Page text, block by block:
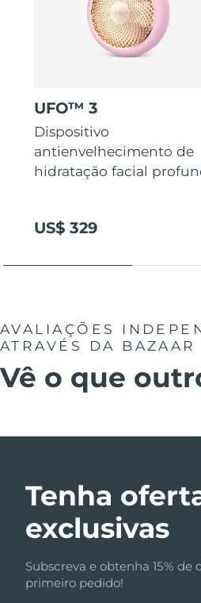
UFO™ 3
Dispositivo
antienvelhecimento de
hidratação facial
US$ 329
AVALIAÇÕES
ATRAVÉS DA BAZAAR
Vê o que
Tenha
exclusivas
Subscreva e obtenha 15% de
primeiro pedido!